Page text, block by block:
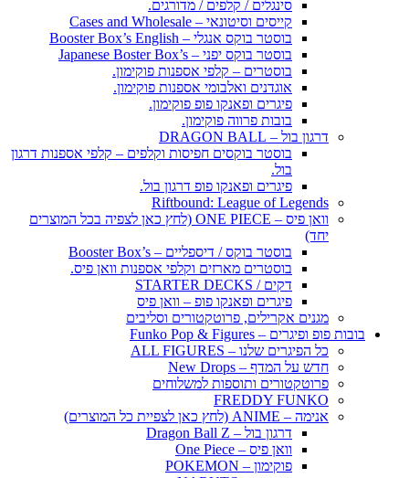
סינגלים / קלפים / מדורגים.
קייסים וסיטונאי – Cases and Wholesale
בוסטר בוקס אנגלי – Booster Box’s English
בוסטר בוקס יפני – Japanese Boster Box’s
בוסטרים – קלפי אספנות פוקימון.
אוגדנים ואלבומי אספנות פוקימון.
פיגרים ופאנקו פופ פוקימון.
בובות פרווה פוקימון.
דרגון בול – DRAGON BALL
בוסטר בוקסים חפיסות וקלפים – קלפי אספנות דרגון
בול.
פיגרים ופאנקו פופ דרגון בול.
Riftbound: League of Legends
וואן פיס – ONE PIECE (לחץ כאן לצפיה בכל המוצרים
יחד)
בוסטר בוקס / דיספליים – Booster Box’s
בוסטרים מארזים וקלפי אספנות וואן פיס.
דקים / STARTER DECKS
פיגרים ופאנקו פופ – וואן פיס
מגנים אקרילים, פרוטקטורים וסליבים
בובות פופ ופיגרים – Funko Pop & Figures
כל הפיגרים שלנו – ALL FIGURES
חדש על המדף – New Drops
פרוטקטורים ותוספות למשלוחים
FREDDY FUNKO
אנימה – ANIME (לחץ כאן לצפיית כל המוצרים)
דרגון בול – Dragon Ball Z
וואן פיס – One Piece
פוקימון – POKEMON